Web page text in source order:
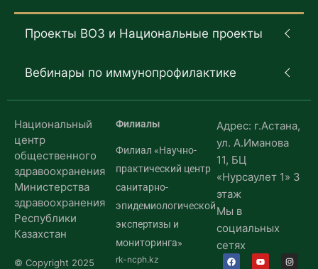
Проекты ВОЗ и Национальные проекты
Вебинары по иммунопрофилактике
Национальный
центр
общественного
здравоохранения
Министерства
здравоохранения
Республики
Казахстан
© Copyright 2025
Филиалы
Филиал «Научно-
практический центр
санитарно-
эпидемиологической
экспертизы и
мониторинга»
rk-ncph.kz
Адрес: г.Астана,
ул. А.Иманова
11, БЦ
«Нурсаулет 1» 3
этаж
Мы в
социальных
сетях